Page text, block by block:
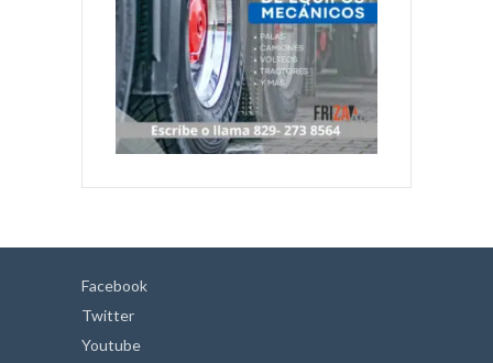
Facebook
Twitter
Youtube